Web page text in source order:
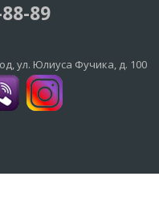
89
ул. Юлиуса Фучика, д. 100